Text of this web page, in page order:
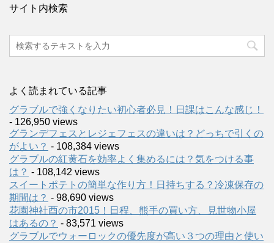
サイト内検索
よく読まれている記事
グラブルで強くなりたい初心者必見！日課はこんな感じ！
- 126,950 views
グランデフェスとレジェフェスの違いは？どっちで引くの
がよい？ - 108,384 views
グラブルの紅黄石を効率よく集めるには？気をつける事
は？ - 108,142 views
スイートポテトの簡単な作り方！日持ちする？冷凍保存の
期間は？ - 98,690 views
花園神社酉の市2015！日程、熊手の買い方、見世物小屋
はあるの？ - 83,571 views
グラブルでウォーロックの優先度が高い３つの理由と使い